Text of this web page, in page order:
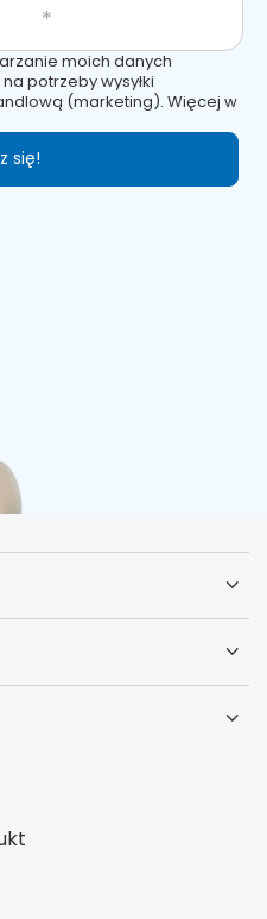
moich danych
potrzeby wysyłki
(marketing). Więcej w
się!